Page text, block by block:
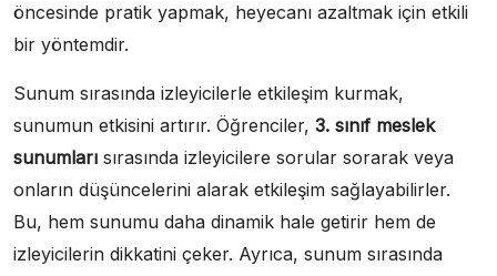
öncesinde pratik yapmak, heyecanı azaltmak için etkili
bir yöntemdir.
Sunum sırasında izleyicilerle etkileşim kurmak,
sunumun etkisini artırır. Öğrenciler, 3. sınıf meslek
sunumları sırasında izleyicilere sorular sorarak veya
onların düşüncelerini alarak etkileşim sağlayabilirler.
Bu, hem sunumu daha dinamik hale getirir hem de
izleyicilerin dikkatini çeker. Ayrıca, sunum sırasında